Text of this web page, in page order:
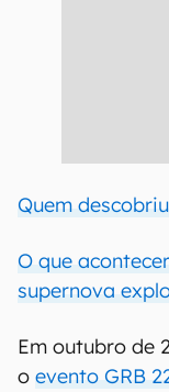
Quem
O que
supernova
Em outubro de
o evento GRB